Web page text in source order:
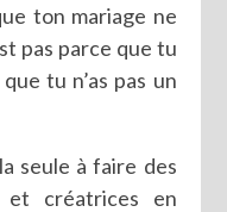
ton mariage ne
pas parce que tu
tu n’as pas un
seule à faire des
et créatrices en